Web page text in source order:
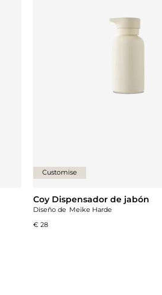
Customise
Coy Dispensador de jabón
Diseño de Meike Harde
€ 28